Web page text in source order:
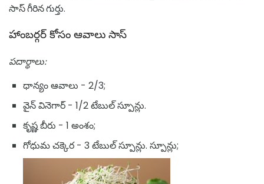
సాస్ గీరిన గుర్తు.
హాంబర్గర్ కోసం ఆవాలు సాస్
పదార్థాలు:
ధాన్యం ఆవాలు - 2/3;
వైన్ వినెగార్ - 1/2 టేబుల్ స్పూన్లు.
కృష్ణ బీరు - 1 అంశం;
గోధుమ చక్కెర - 3 టేబుల్ స్పూన్లు. స్పూన్లు;